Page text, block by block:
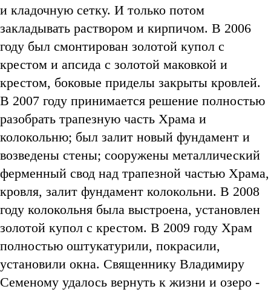
и кладочную сетку. И только потом
закладывать раствором и кирпичом. В 2006
году был смонтирован золотой купол с
крестом и апсида с золотой маковкой и
крестом, боковые приделы закрыты кровлей.
В 2007 году принимается решение полностью
разобрать трапезную часть Храма и
колокольню; был залит новый фундамент и
возведены стены; сооружены металлический
ферменный свод над трапезной частью Храма,
кровля, залит фундамент колокольни. В 2008
году колокольня была выстроена, установлен
золотой купол с крестом. В 2009 году Храм
полностью оштукатурили, покрасили,
установили окна. Священнику Владимиру
Семеному удалось вернуть к жизни и озеро -